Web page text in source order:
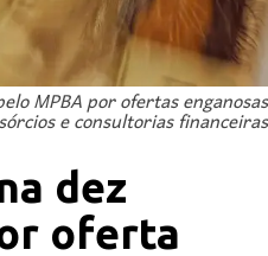
MPBA por ofertas enganosas
e consultorias financeiras
dez
oferta